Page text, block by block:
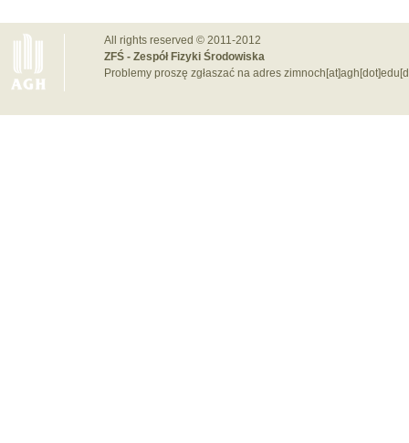
All rights reserved © 2011-2012
ZFŚ - Zespół Fizyki Środowiska
Problemy proszę zgłaszać na adres